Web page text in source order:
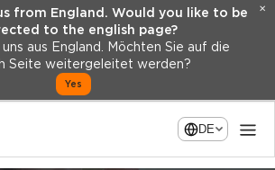
from England. Would you like to be
to the english page?
aus England. Möchten Sie auf die
Seite weitergeleitet werden?
Yes
✕
DE